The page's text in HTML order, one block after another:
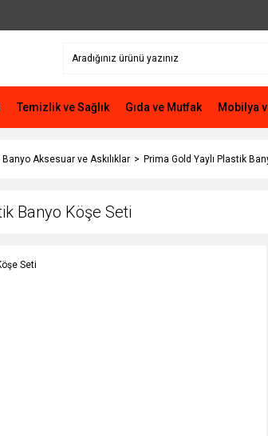
Temizlik ve Sağlık Gıda ve Mutfak Mobilya
Banyo Aksesuar ve Askılıklar Prima Gold Yaylı Plastik
Banyo Köşe Seti